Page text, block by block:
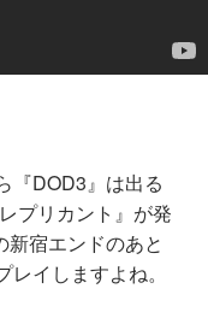
『DOD3』は出る
プリカント』が発
宿エンドのあと
イしますよね。